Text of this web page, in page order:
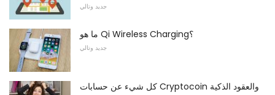
جديد وتالي
ما هو Qi Wireless Charging؟
جديد وتالي
كل شيء عن حسابات Cryptocoin والعقود الذكية